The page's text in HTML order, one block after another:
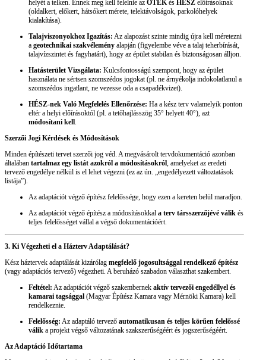
helyét a telken. Ennek meg kell felelnie az OTÉKés HÉSZ előírásoknak
(oldalkert, előkert, hátsókert mérete, telektávolságok, parkolóhelyek
kialakítása).
Talajviszonyokhoz Igazítás: Az alapozást szinte mindig újra kell méretezni
a geotechnikai szakvélemény alapján (figyelembe véve a talaj teherbírását,
talajvízszintet és fagyhatárt), hogy az épület stabilan és biztonságosan álljon.
Hatásterület Vizsgálata: Kulcsfontosságú szempont, hogy az épület
használata ne sértsen szomszédos jogokat (pl. ne árnyékolja indokolatlanul a
szomszédos ingatlant, ne vezesse oda a csapadékvizet).
HÉSZ-nek Való Megfelelés Ellenőrzése: Ha a kész terv valamelyik ponton
eltér a helyi előírásoktól (pl. a tetőhajlásszög 35° helyett 40°), azt
módosítani kell.
Szerzői Jogi Kérdések és Módosítások
Minden építészeti tervet szerzői jog véd. A megvásárolt tervdokumentáció azonban
általában tartalmaz egy listát azokról a módosításokról, amelyeket az eredeti
tervező engedélye nélkül is el lehet végezni (ez az ún. „engedélyezett változtatások
listája”).
Az adaptációt végző építész felelőssége, hogy ezen a kereten belül maradjon.
Az adaptációt végző építész a módosításokkal a terv társszerzőjévé válik és
teljes felelősséget vállal a végső dokumentációért.
3. Ki Végezheti el a Házterv Adaptálását?
Kész háztervek adaptálását kizárólag megfelelő jogosultsággal rendelkező építész
(vagy adaptációs tervező) végezheti. A beruházó szabadon választhat szakembert.
Feltétel: Az adaptációt végző szakembernek aktív tervezői engedéllyel és
kamarai tagsággal (Magyar Építész Kamara vagy Mérnöki Kamara) kell
rendelkeznie.
Felelősség: Az adaptáló tervező automatikusan és teljes körűen felelőssé
válik a projekt végső változatának szakszerűségéért és jogszerűségéért.
Az Adaptáció Időtartama